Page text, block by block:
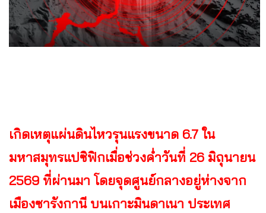
เกิดเหตุแผ่นดินไหวรุนแรงขนาด 6.7 ใน
มหาสมุทรแปซิฟิกเมื่อช่วงค่ำวันที่ 26 มิถุนายน
2569 ที่ผ่านมา โดยจุดศูนย์กลางอยู่ห่างจาก
เมืองซารังกานี บนเกาะมินดาเนา ประเทศ